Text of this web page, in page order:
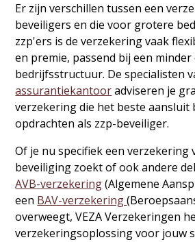
Er zijn verschillen tussen een
beveiligers en die voor grotere
zzp'ers is de verzekering vaak
en premie, passend bij een minder
bedrijfsstructuur. De specialisten
assurantiekantooradviseren je
verzekering die het beste aansluit
opdrachten als zzp-beveiliger.
Of je nu specifiek een verzekering
beveiliging zoekt of ook andere
AVB-verzekering(Algemene
een BAV-verzekering
overweegt, VEZA Verzekeringen
verzekeringsoplossing voor jouw